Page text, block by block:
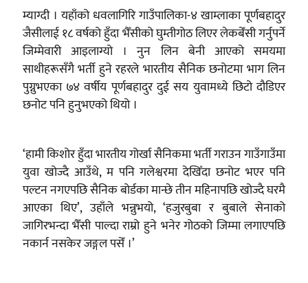
म्याग्दी । यहाँको धवलागिरि गाउँपालिका-४ खाम्लाका पूर्णबहादुर
जैसीलाई १८ वर्षको हुँदा भैँसीको घुम्तीगोठ लिएर लेकबेँसी गर्नुपर्ने
जिम्मेवारी आइलाग्यो । नुन लिन बेनी आएको समयमा
साथीहरूसँगै भर्ती हुने रहरले भारतीय सैनिक छनोटमा भाग लिन
पुग्नुभएका ७४ वर्षीय पूर्णबहादुर दुई सय युवामध्ये छिटो दौडिएर
छनोट पनि हुनुभएको थियो ।
‘हामी किशोर हुँदा भारतीय गोर्खा सैनिकमा भर्ती गराउन गाउँगाउँमा
युवा खोज्दै आउँथे, म पनि गलेश्वरमा देखिँदा छनोट भएर पनि
पल्टन नगएपछि सैनिक बोर्डका मान्छे तीन महिनापछि खोज्दै घरमै
आएका थिए’, उहाँले भन्नुभयो, ‘हजुरबुबा र बुबाले सेनाको
जागिरभन्दा भैँसी पाल्दा राम्रो हुने भनेर गोठको जिम्मा लगाएपछि
नकार्न नसकेर जङ्गल पसेँ ।’